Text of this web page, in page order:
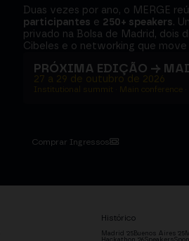
Duas vezes por ano, o MERGE
participantes e 250+ speakers.
privado na Bolsa de Madrid, dois
Cibeles e o networking que move
PRÓXIMA EDIÇÃO →
27 a 29 de outubro de 2026
Institutional summit · Main conference
Comprar Ingressos
Histórico
Madrid '25Buenos Aires '25